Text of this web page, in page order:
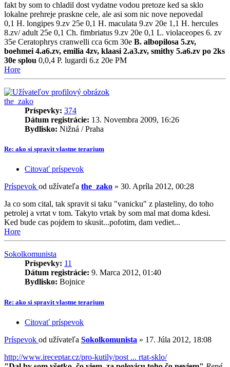
fakt by som to chladil dost vydatne vodou pretoze ked sa sklo
lokalne prehreje praskne cele, ale asi som nic nove nepovedal
0,1 H. longipes 9.zv 25e 0,1 H. maculata 9.zv 20e 1,1 H. hercules
8.zv/ adult 25e 0,1 Ch. fimbriatus 9.zv 20e 0,1 L. violaceopes 6. zv
35e Ceratophrys cranwelli cca 6cm 30e B. albopilosa 5.zv,
boehmei 4.a6.zv, emilia 4zv, klaasi 2.a3.zv, smithy 5.a6.zv po 2ks
30e splou 0,0,4 P. lugardi 6.z 20e PM
Hore
the_zako
Príspevky: 374
Dátum registrácie: 13. Novembra 2009, 16:26
Bydlisko: Nižná / Praha
Re: ako si spravit vlastne terarium
Citovať príspevok
Príspevok od užívateľa the_zako » 30. Apríla 2012, 00:28
Ja co som cital, tak spravit si taku "vanicku" z plasteliny, do toho
petrolej a vrtat v tom. Takyto vrtak by som mal mat doma kdesi.
Ked bude cas pojdem to skusit...pofotim, dam vediet...
Hore
Sokolkomunista
Príspevky: 11
Dátum registrácie: 9. Marca 2012, 01:40
Bydlisko: Bojnice
Re: ako si spravit vlastne terarium
Citovať príspevok
Príspevok od užívateľa Sokolkomunista » 17. Júla 2012, 18:08
http://www.ireceptar.cz/pro-kutily/post ... rtat-sklo/